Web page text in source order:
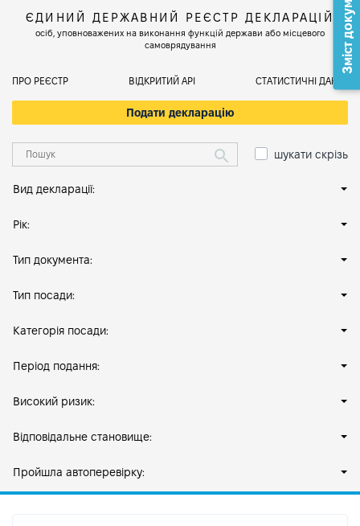
ЄДИНИЙ ДЕРЖАВНИЙ РЕЄСТР ДЕКЛАРАЦІЙ
осіб, уповноважених на виконання функцій держави або місцевого
самоврядування
ПРО РЕЄСТР ВІДКРИТИЙ АРІ СТАТИСТИЧНІ ДАНІ
Подати декларацію
шукати скрізь
Вид декларації:
Рік:
Тип документа:
Тип посади:
Категорія посади:
Період подання:
Високий ризик:
Відповідальне становище:
Пройшла автоперевірку:
Зміст документа